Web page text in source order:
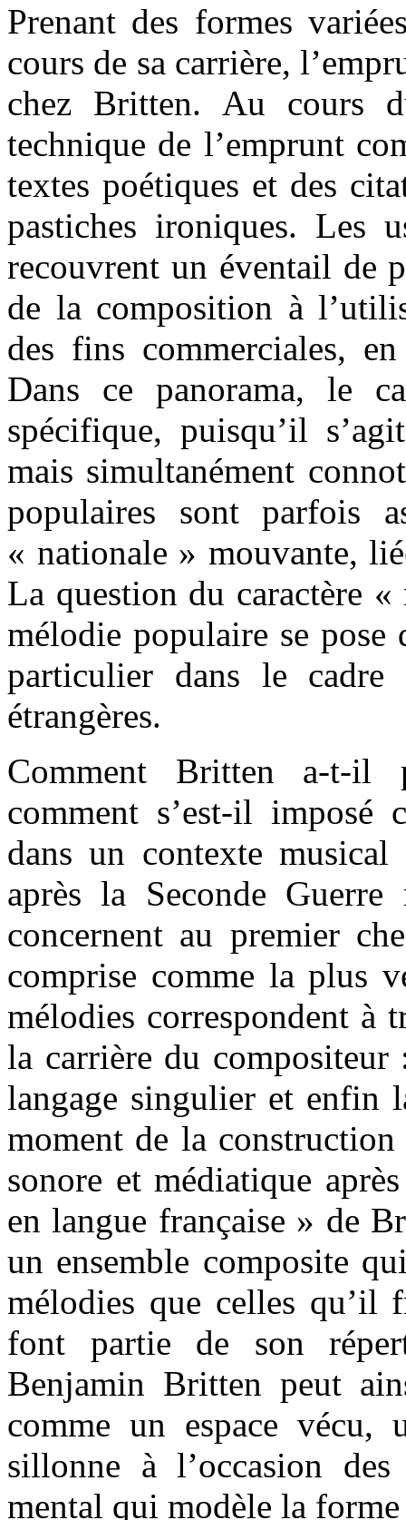
Prenant des formes
cours de sa carrière,
chez Britten. Au cours
technique de l’emprunt
textes poétiques et des
pastiches ironiques. Les
recouvrent un éventail de
de la composition à
des fins commerciales,
Dans ce panorama, le
spécifique, puisqu’il
mais simultanément
populaires sont parfois
« nationale » mouvante,
La question du caractère
mélodie populaire se pose
particulier dans le cadre
étrangères.
Comment Britten a-t-il
comment s’est-il imposé
dans un contexte
après la Seconde
concernent au premier
comprise comme la plus
mélodies correspondent à
la carrière du
langage singulier et enfin
moment de la
sonore et médiatique
en langue française » de
un ensemble composite
mélodies que celles qu’il
font partie de son
Benjamin Britten peut
comme un espace vécu,
sillonne à l’occasion
mental qui modèle la